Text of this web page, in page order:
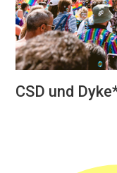
CSD und